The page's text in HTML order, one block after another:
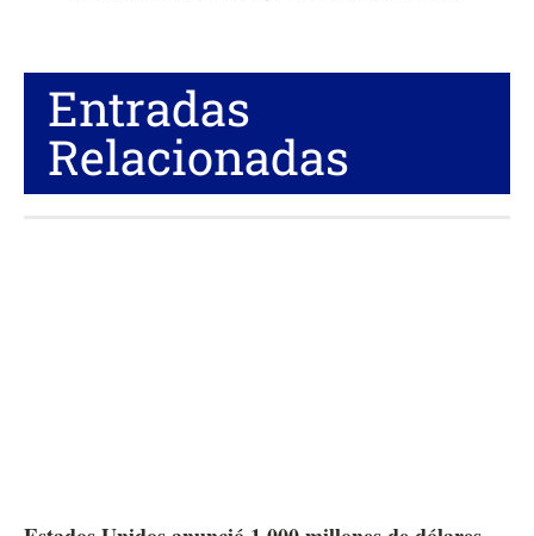
Entradas
Relacionadas